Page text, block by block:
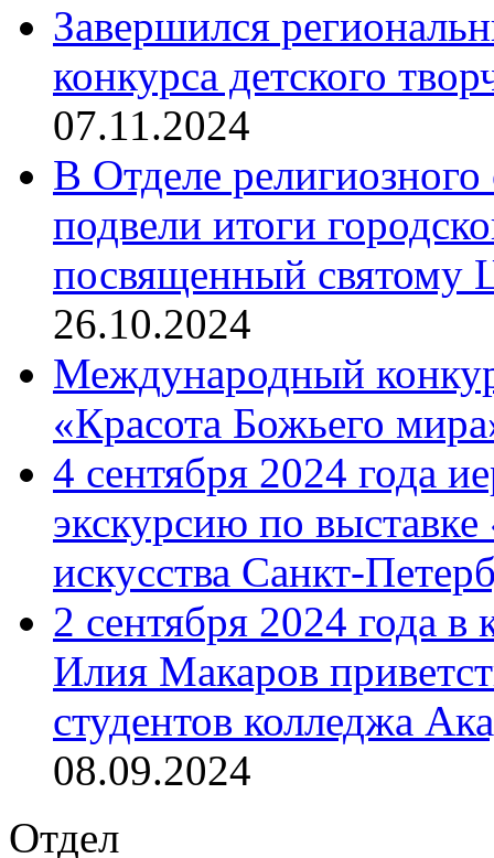
Завершился
конкурса детского
07.11.2024
В Отделе религиозного
подвели итоги
посвященный святому
26.10.2024
Международный
«Красота Божьего
4 сентября 2024 года
экскурсию по
искусства Санкт-
2 сентября 2024 года
Илия Макаров
студентов колледжа
08.09.2024
Отдел